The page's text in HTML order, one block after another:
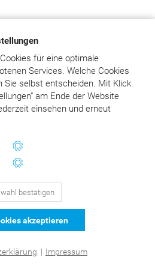
für eine optimale
Services. Welche Cookies
Sie selbst entscheiden. Mit Klick
am Ende der Website
einsehen und erneut
bestätigen
akzeptieren
| Impressum